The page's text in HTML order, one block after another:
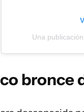
Una
bronce